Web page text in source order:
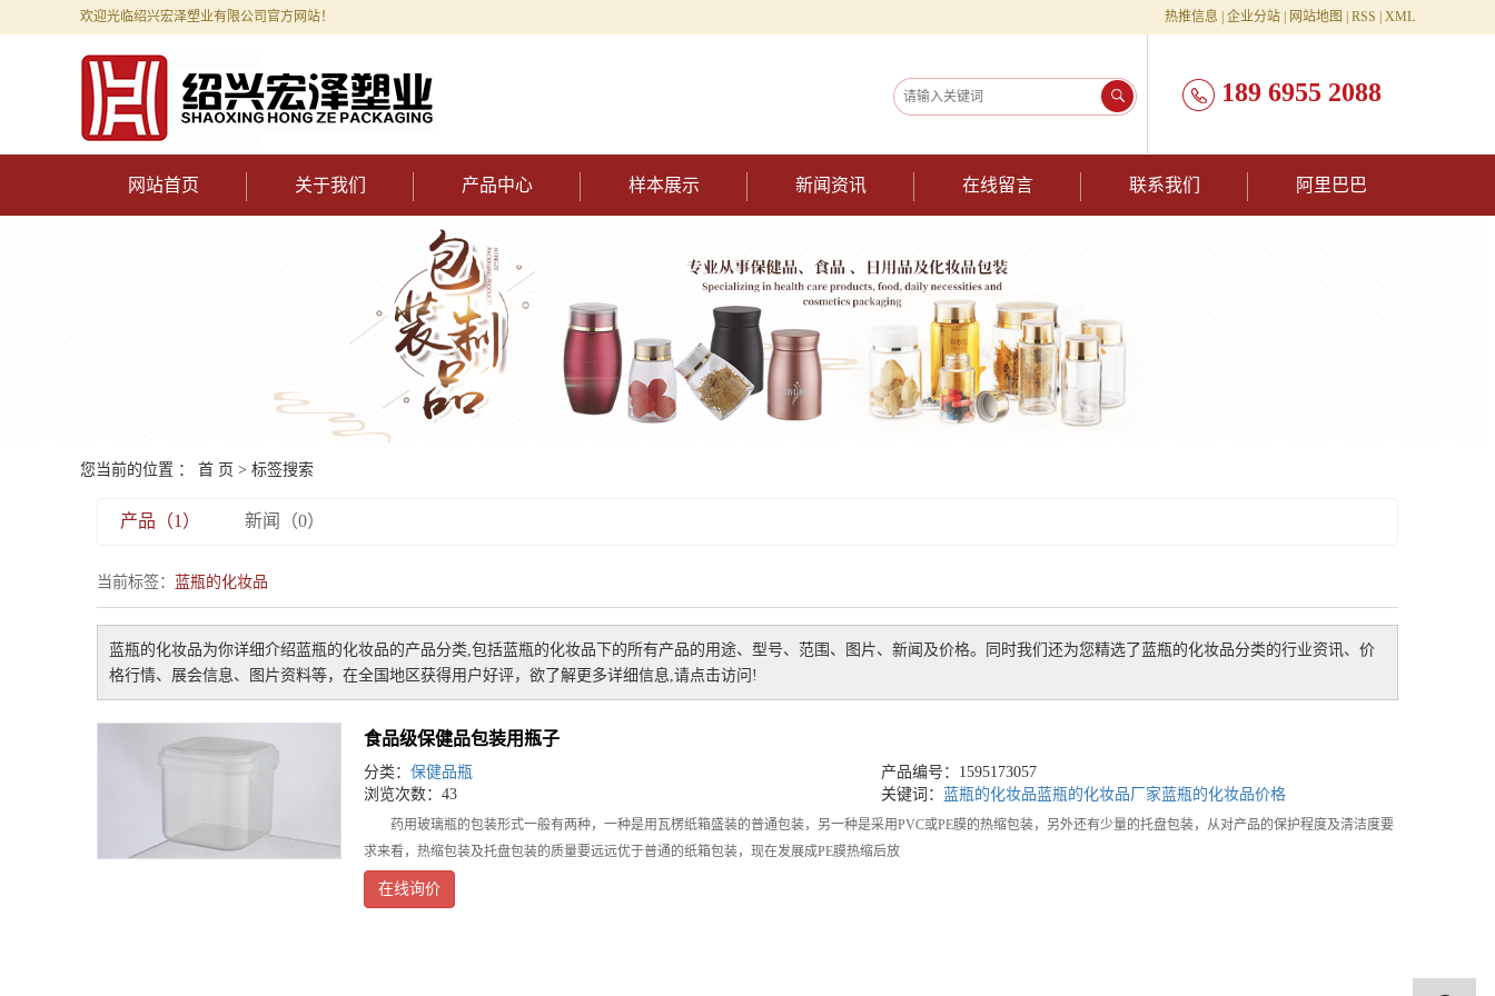
欢迎光临绍兴宏泽塑业有限公司官方网站！ 热推信息 企业分站 网站地图 RSS XML
189 6955 2088
网站首页 关于我们 产品中心 样本展示 新闻资讯 在线留言 联系我们 阿里巴巴
您当前的位置 ： 首 页 > 标签搜索
产品（1） 新闻（0）
当前标签： 蓝瓶的化妆品
蓝瓶的化妆品为你详细介绍蓝瓶的化妆品的产品分类,包括蓝瓶的化妆品 下的所有产品的用途、型号、范围、图片、新闻及价格。同时我们还为您精选了 蓝瓶的化妆品分类的行业资讯、价
格行情、展会信息、图片资料等，在全国地区获得用户好评，欲了解更多详细信息,请点击访问!
食品级保健品包装用瓶子
分类： 保健品瓶
产品编号：1595173057
浏览次数：43
关键词： 蓝瓶的化妆品蓝瓶的化妆品厂家蓝瓶的化妆品价格
药用玻璃瓶的包装形式一般有两种，一种是用瓦楞纸箱盛装的普通包装，另一种是采用PVC或PE膜的热缩包装，另外还有少量的托盘包装，从对产品的保护程度及清洁度要
求来看，热缩包装及托盘包装的质量要远远优于普通的纸箱包装，现在发展成PE膜热缩后放
在线询价